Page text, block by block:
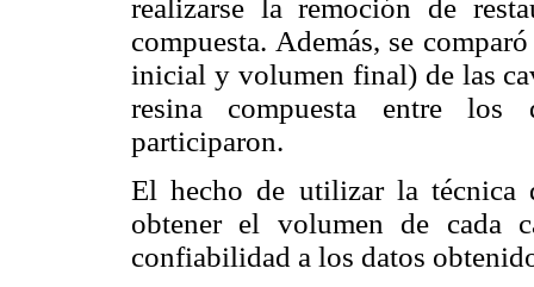
realizarse la remoción de
compuesta. Además, se
inicial y volumen final) de las
resina compuesta entre los
participaron.
El hecho de utilizar la
obtener el volumen de cada
confiabilidad a los datos